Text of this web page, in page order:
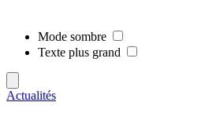
Mode sombre
Texte plus grand
Actualités